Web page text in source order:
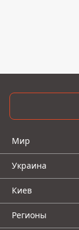
Мир
Украина
Киев
Регионы